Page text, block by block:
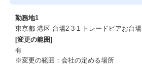
勤務地1
東京都 港区 台場2-3-1 トレードピアお台場
[変更の範囲]
有
※変更の範囲：会社の定める場所